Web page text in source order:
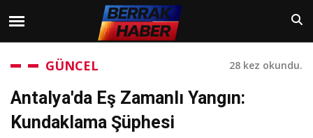
GÜNCEL 28 kez okundu.
Antalya'da Eş Zamanlı Yangın:
Kundaklama Şüphesi